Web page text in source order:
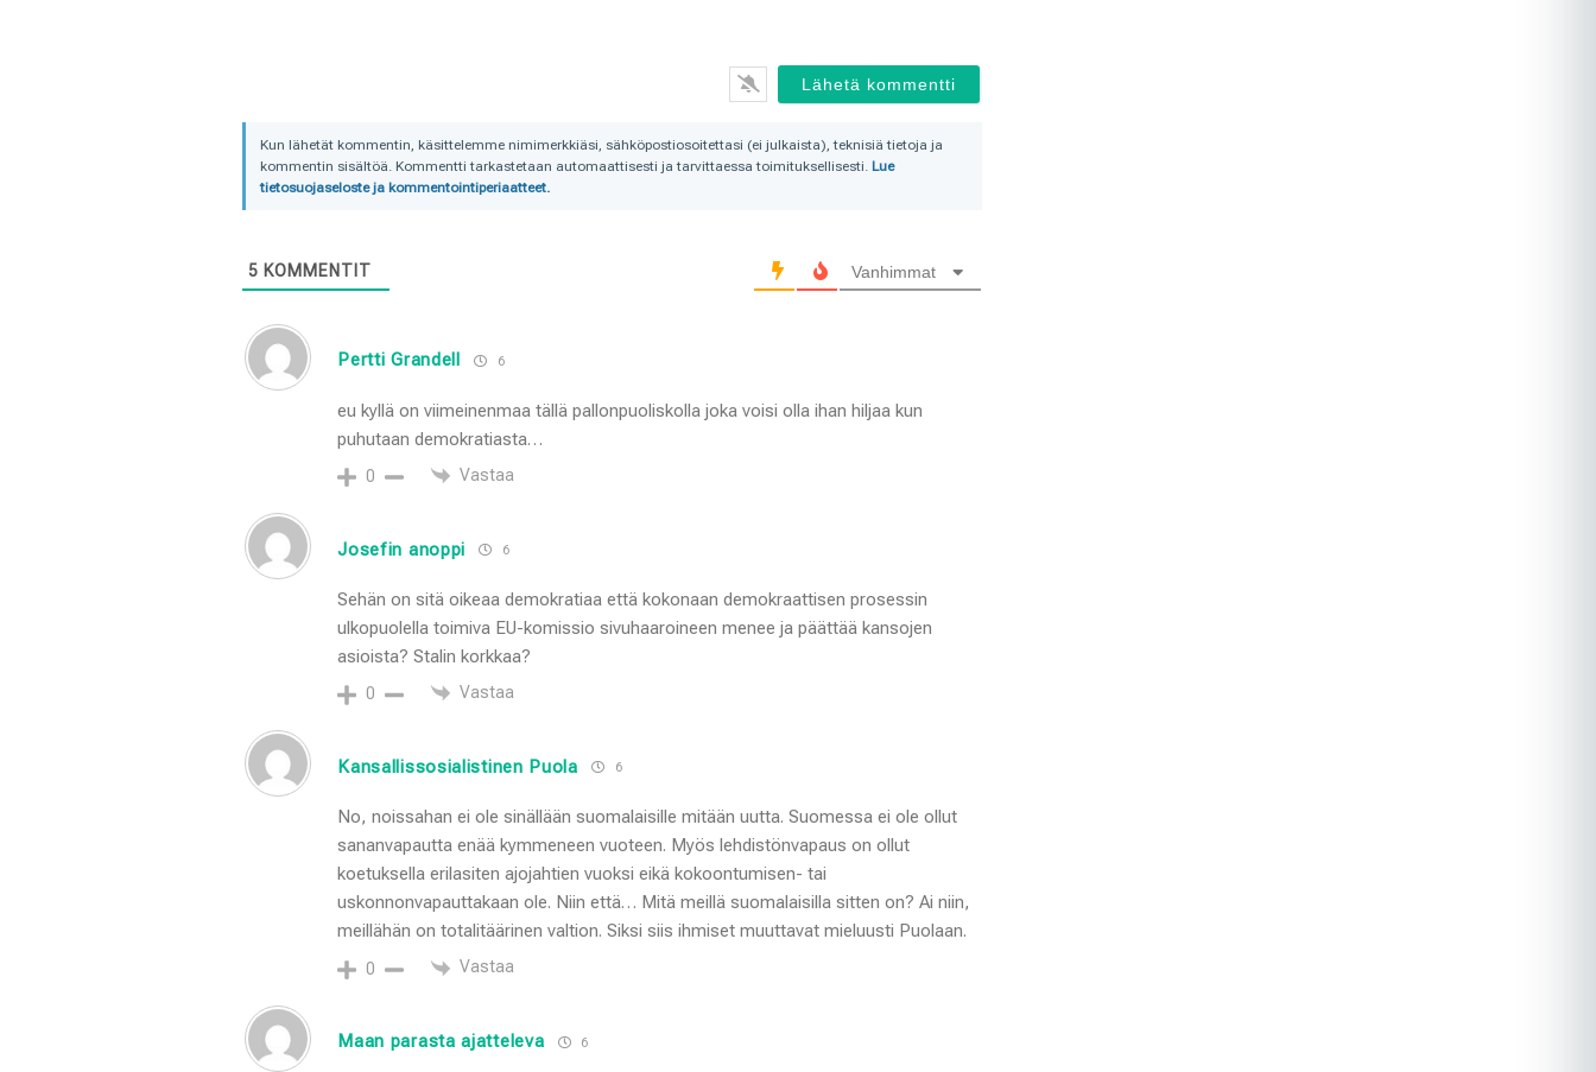
Kun lähetät kommentin, käsittelemme nimimerkkiäsi, sähköpostiosoitettasi (ei julkaista), teknisiä tietoja ja
kommentin sisältöä. Kommentti tarkastetaan automaattisesti ja tarvittaessa toimituksellisesti.Lue
tietosuojaseloste ja kommentointiperiaatteet.
5 KOMMENTIT Vanhimmat
Pertti Grandell 6
eu kyllä on viimeinenmaa tällä pallonpuoliskolla joka voisi olla ihan hiljaa kun
puhutaan demokratiasta…
0 Vastaa
Josefin anoppi 6
Sehän on sitä oikeaa demokratiaa että kokonaan demokraattisen prosessin
ulkopuolella toimiva EU-komissio sivuhaaroineen menee ja päättää kansojen
asioista? Stalin korkkaa?
0 Vastaa
Kansallissosialistinen Puola 6
No, noissahan ei ole sinällään suomalaisille mitään uutta. Suomessa ei ole ollut
sananvapautta enää kymmeneen vuoteen. Myös lehdistönvapaus on ollut
koetuksella erilasiten ajojahtien vuoksi eikä kokoontumisen- tai
uskonnonvapauttakaan ole. Niin että… Mitä meillä suomalaisilla sitten on? Ai niin,
meillähän on totalitäärinen valtion. Siksi siis ihmiset muuttavat mieluusti Puolaan.
0 Vastaa
Maan parasta ajatteleva 6